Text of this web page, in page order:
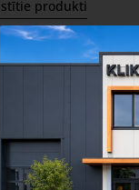
produkti
Durvju
Vita M243B
197,00 €